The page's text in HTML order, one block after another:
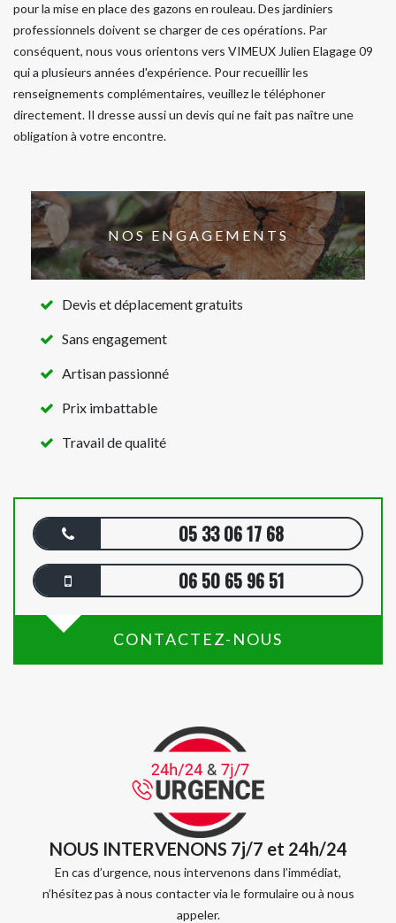
pour la mise en place des gazons en rouleau. Des jardiniers
professionnels doivent se charger de ces opérations. Par
conséquent, nous vous orientons vers VIMEUX Julien Elagage 09
qui a plusieurs années d'expérience. Pour recueillir les
renseignements complémentaires, veuillez le téléphoner
directement. Il dresse aussi un devis qui ne fait pas naître une
obligation à votre encontre.
NOS ENGAGEMENTS
Devis et déplacement gratuits
Sans engagement
Artisan passionné
Prix imbattable
Travail de qualité
05 33 06 17 68
06 50 65 96 51
CONTACTEZ-NOUS
NOUS INTERVENONS 7j/7 et 24h/24
En cas d’urgence, nous intervenons dans l’immédiat,
n’hésitez pas à nous contacter via le formulaire ou à nous
appeler.